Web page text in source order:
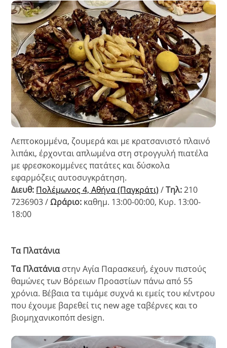
Λεπτοκομμένα, ζουμερά και με κρατσανιστό πλαινό
λιπάκι, έρχονται απλωμένα στη στρογγυλή πιατέλα
με φρεσκοκομμένες πατάτες και δύσκολα
εφαρμόζεις αυτοσυγκράτηση.
Διευθ: Πολέμωνος 4, Αθήνα (Παγκράτι) /Τηλ:210
7236903 /Ωράριο: καθημ. 13:00-00:00, Κυρ. 13:00-
18:00
Τα Πλατάνια
Τα Πλατάνιαστην Αγία Παρασκευή, έχουν πιστούς
θαμώνες των Βόρειων Προαστίων πάνω από 55
χρόνια. Βέβαια τα τιμάμε συχνά κι εμείς του κέντρου
που έχουμε βαρεθεί τις new age ταβέρνες και το
βιομηχανικοπόπ design.